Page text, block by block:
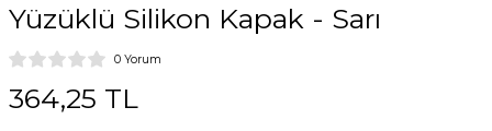
Yüzüklü Silikon Kapak - Sarı
0 Yorum
364,25 TL